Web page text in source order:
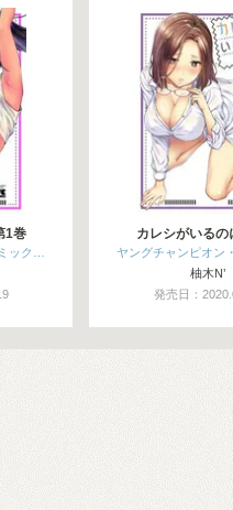
1巻
ック…
カレシがいるの
ヤングチャンピオン
柚木N’
発売日：